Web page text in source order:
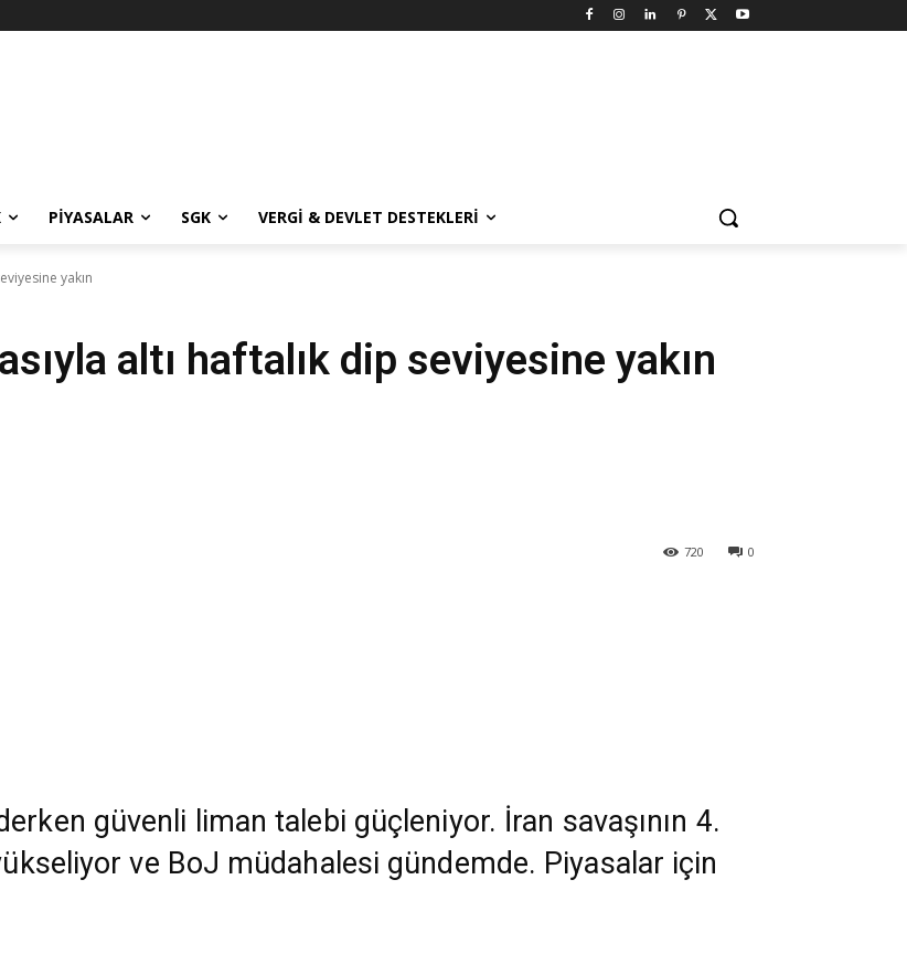
PIYASALAR SGK VERGI & DEVLET DESTEKLERI
yakın
altı haftalık dip seviyesine yakın
0
720
güvenli liman talebi güçleniyor. İran savaşının 4.
ve BoJ müdahalesi gündemde. Piyasalar için